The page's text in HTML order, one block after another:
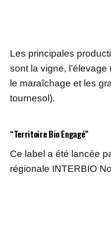
Les principales
sont la vigne,
le maraîchage et les
tournesol).
“Territoire Bio Engagé”
Ce label a été lancée
régionale INTERBIO